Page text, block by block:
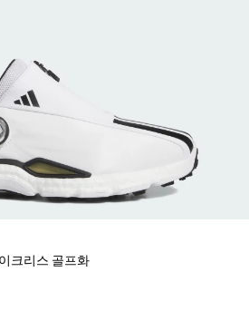
크리스 골프화